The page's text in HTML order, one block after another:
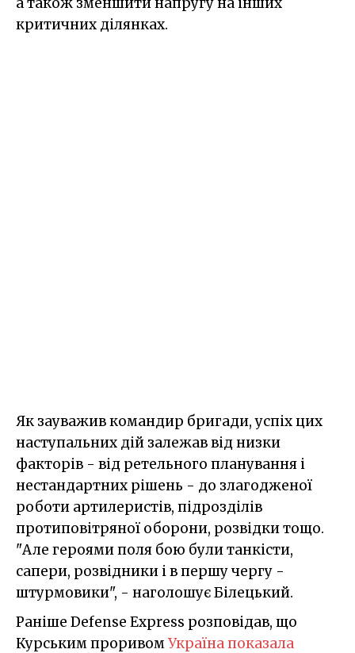
критичних ділянках.
Як зауважив командир бригади, успіх цих
наступальних дій залежав від низки
факторів - від ретельного планування і
нестандартних рішень - до злагодженої
роботи артилеристів, підрозділів
протиповітряної оборони, розвідки тощо.
"Але героями поля бою були танкісти,
сапери, розвідники і в першу чергу -
штурмовики", - наголошує Білецький.
Раніше Defense Express розповідав, що
Курським проривомУкраїна показала